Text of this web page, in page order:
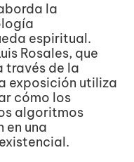
la
espiritual.
Rosales, que
través de la
exposición utiliza
cómo los
algoritmos
en una